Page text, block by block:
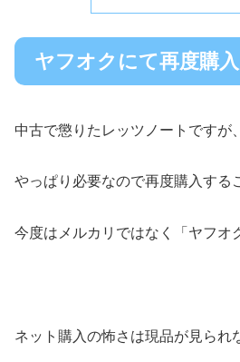
ヤフオクにて再度購入
中古で懲りたレッツノートですが、
やっぱり必要なので再度購入する
今度はメルカリではなく「ヤフ
ネット購入の怖さは現品が見られ